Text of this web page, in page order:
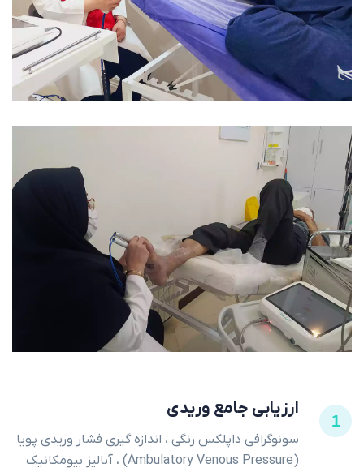
1
ارزیابی جامع وریدی
سونوگرافی داپلکس رنگی ، اندازه گیری فشار وریدی پویا
(Ambulatory Venous Pressure) ، آنالیز بیومکانیک